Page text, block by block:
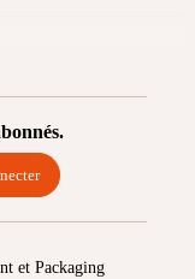
et Packaging